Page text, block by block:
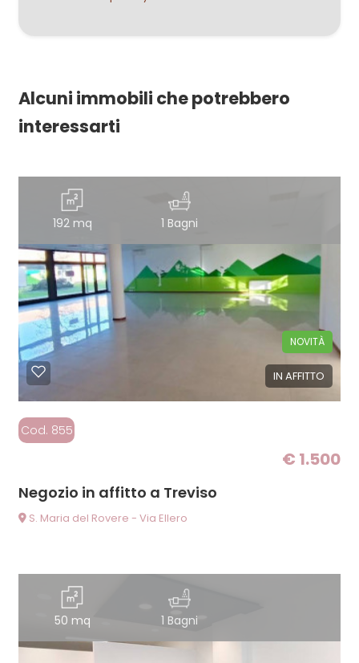
Alcuni immobili che potrebbero
interessarti
192 mq 1 Bagni
IN AFFITTO
NOVITÀ
Cod. 855
€ 1.500
Negozio in affitto a Treviso
S. Maria del Rovere - Via Ellero
50 mq 1 Bagni